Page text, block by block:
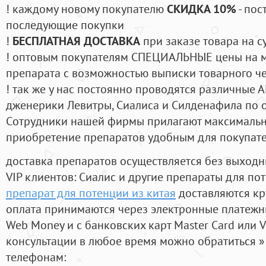
! каждому новому покупателюСКИДКА 10%-
последующие покупки
! БЕСПЛАТНАЯ ДОСТАВКА при заказе товара на
! оптовым покупателям СПЕЦИАЛЬНЫЕ цены на
препарата с возможностью выписки товарного
! так же у нас постоянно проводятся
дженерики Левитры, Сиалиса и Силденафила по
Cотрудники нашей фирмы прилагают
приобретение препаратов удобным для
доставка препаратов осуществляется без
VIP клиентов: Сиалис и другие препараты для
препарат для потенции из китая доставляются
оплата принимаются через электронные
Web Money и с банковских карт Master Card или
консультации в любое время можно обратиться
телефонам: